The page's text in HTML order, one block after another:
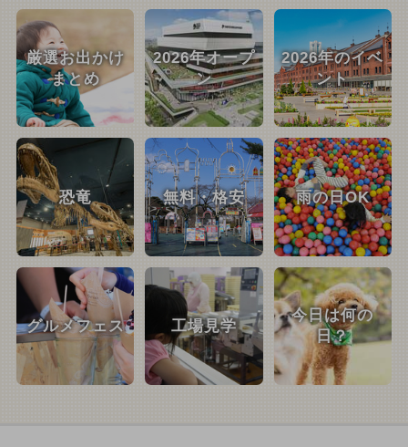
厳選お出かけ
まとめ
2026年オープ
ン
2026年のイベ
ント
恐竜 無料・格安 雨の日OK
グルメフェス 工場見学
今日は何の
日？